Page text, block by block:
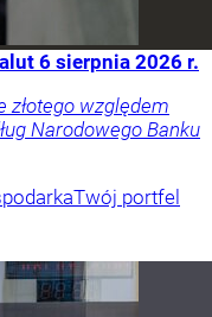
6 sierpnia 2026 r.
złotego względem
Narodowego Banku
Twój portfel